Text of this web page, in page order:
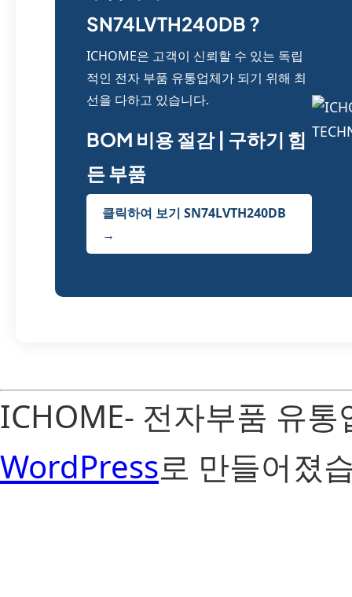
SN74LVTH240DB ?
ICHOME은 고객이 신뢰할 수 있는 독립
적인 전자 부품 유통업체가 되기 위해 최
선을 다하고 있습니다.
BOM 비용 절감 | 구하기 힘
든 부품
클릭하여 보기 SN74LVTH240DB
→
ICHOME- 전자부품 유
WordPress로 만들어졌